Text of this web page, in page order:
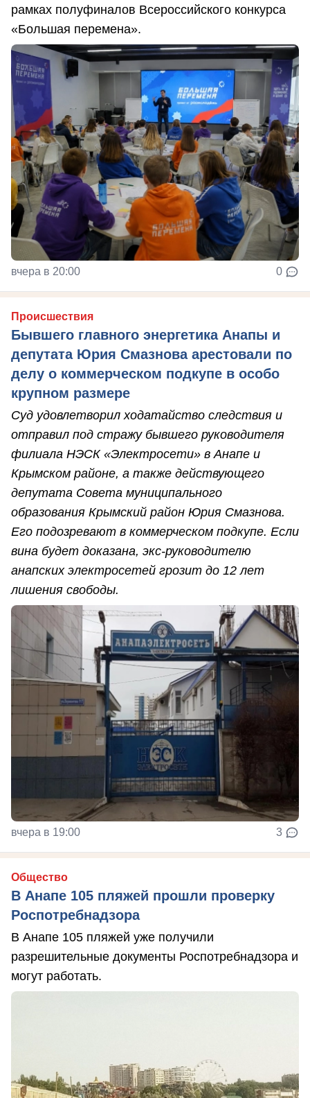
рамках полуфиналов Всероссийского конкурса
«Большая перемена».
вчера в 20:00 0
Происшествия
Бывшего главного энергетика Анапы и
депутата Юрия Смазнова арестовали по
делу о коммерческом подкупе в особо
крупном размере
Суд удовлетворил ходатайство следствия и
отправил под стражу бывшего руководителя
филиала НЭСК «Электросети» в Анапе и
Крымском районе, а также действующего
депутата Совета муниципального
образования Крымский район Юрия Смазнова.
Его подозревают в коммерческом подкупе. Если
вина будет доказана, экс-руководителю
анапских электросетей грозит до 12 лет
лишения свободы.
вчера в 19:00 3
Общество
В Анапе 105 пляжей прошли проверку
Роспотребнадзора
В Анапе 105 пляжей уже получили
разрешительные документы Роспотребнадзора и
могут работать.